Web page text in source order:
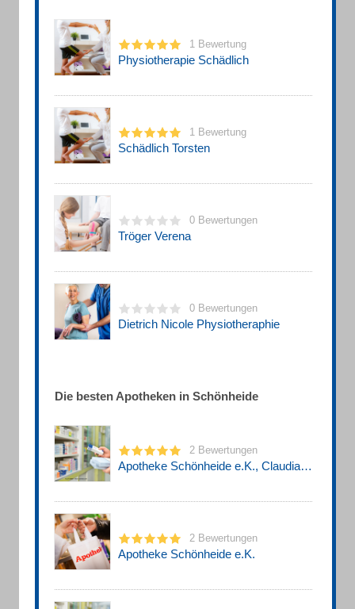
1 Bewertung
Physiotherapie Schädlich
1 Bewertung
Schädlich Torsten
0 Bewertungen
Tröger Verena
0 Bewertungen
Dietrich Nicole Physiotheraphie
Die besten Apotheken in Schönheide
2 Bewertungen
Apotheke Schönheide e.K., Claudia Kölbl
2 Bewertungen
Apotheke Schönheide e.K.